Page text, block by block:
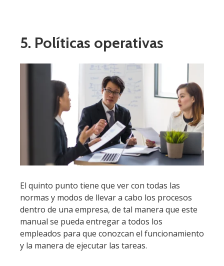
5. Políticas operativas
El quinto punto tiene que ver con todas las
normas y modos de llevar a cabo los procesos
dentro de una empresa, de tal manera que este
manual se pueda entregar a todos los
empleados para que conozcan el funcionamiento
y la manera de ejecutar las tareas.